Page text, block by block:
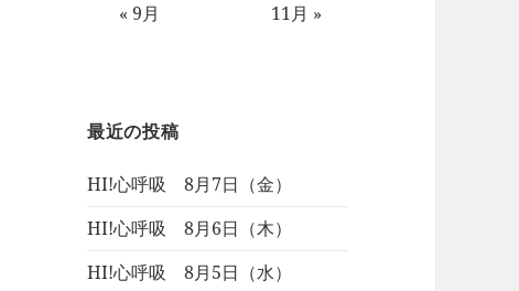
« 9月
11月 »
最近の投稿
HI!心呼吸 8月7日（金）
HI!心呼吸 8月6日（木）
HI!心呼吸 8月5日（水）